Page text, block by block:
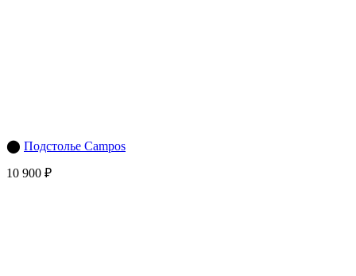
⬤ Подстолье Campos
10 900 ₽